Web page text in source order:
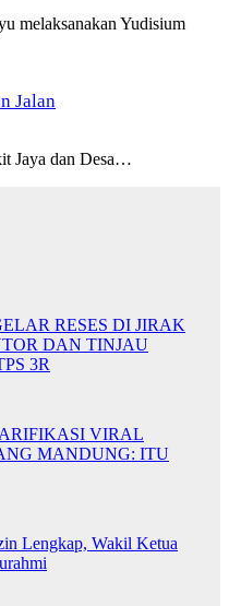
melaksanakan Yudisium
Jalan
Jaya dan Desa…
RESES DI JIRAK
DAN TINJAU
3R
VIRAL
MANDUNG: ITU
Lengkap, Wakil Ketua